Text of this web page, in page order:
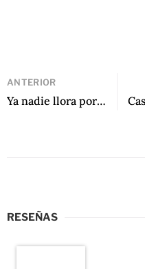
ANTERIOR
Ya nadie llora por mí de Sergio Ramírez
RESEÑAS